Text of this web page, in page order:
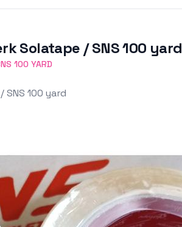
Solatape / SNS 100 yard
100 YARD
100 yard